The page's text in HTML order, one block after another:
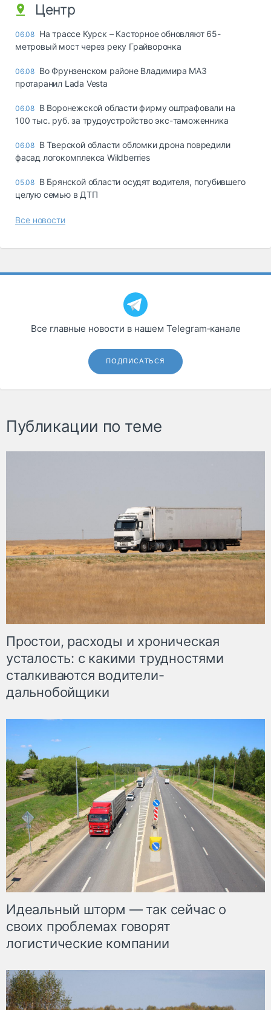
Центр
06.08 На трассе Курск – Касторное обновляют 65-
метровый мост через реку Грайворонка
06.08 Во Фрунзенском районе Владимира МАЗ
протаранил Lada Vesta
06.08 В Воронежской области фирму оштрафовали на
100 тыс. руб. за трудоустройство экс-таможенника
06.08 В Тверской области обломки дрона повредили
фасад логокомплекса Wildberries
05.08 В Брянской области осудят водителя, погубившего
целую семью в ДТП
Все новости
Все главные новости в нашем Telegram‑канале
ПОДПИСАТЬСЯ
Публикации по теме
Простои, расходы и хроническая
усталость: с какими трудностями
сталкиваются водители-
дальнобойщики
Идеальный шторм — так сейчас о
своих проблемах говорят
логистические компании